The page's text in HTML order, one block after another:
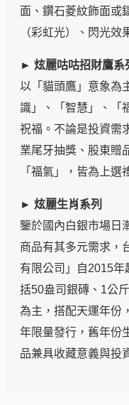
面、鑽石菱紋飾面或
（彩虹光）、閃光效
► 炫麗咕咕招財鷹系
以「貓頭鷹」意象為
識」、「智慧」、「
祝福。不論是投資需
業尾牙抽獎、股東贈
「福氣」，皆為上選
► 炫麗生肖系列
鑒於國內白銀市場日
商品有其多元需求，
有限公司」自2015
括50盎司銀磚、1公
為主，搭配天運年份
年限量發行，舊年份
品兼具收藏意義與投